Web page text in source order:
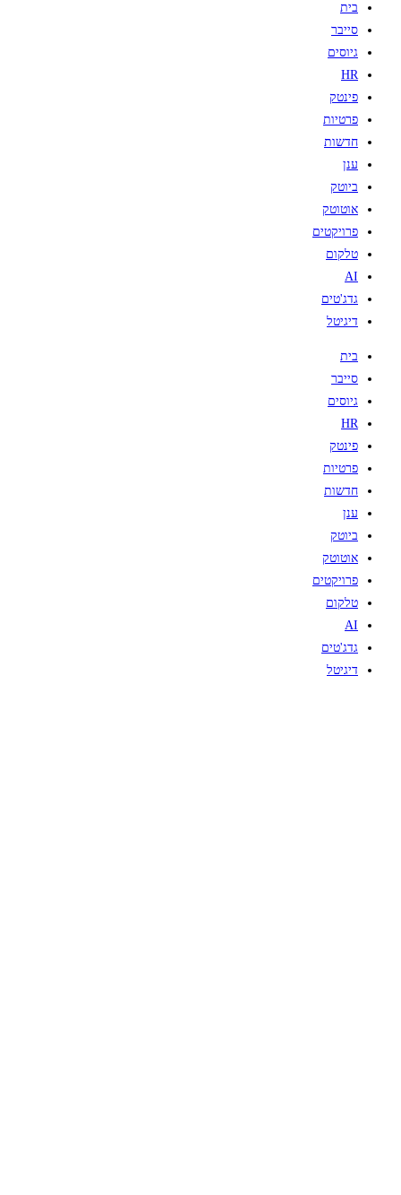
בית
סייבר
גיוסים
HR
פינטק
פרטיות
חדשות
ענן
ביוטק
אוטוטק
פרויקטים
טלקום
AI
גדג'טים
דיגיטל
בית
סייבר
גיוסים
HR
פינטק
פרטיות
חדשות
ענן
ביוטק
אוטוטק
פרויקטים
טלקום
AI
גדג'טים
דיגיטל